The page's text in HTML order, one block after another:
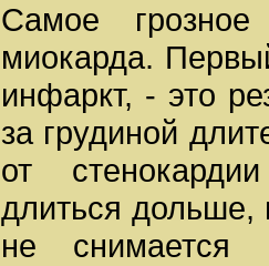
Самое
миокарда.
инфаркт, - это
за грудиной
от
длиться дольше,
не снимается